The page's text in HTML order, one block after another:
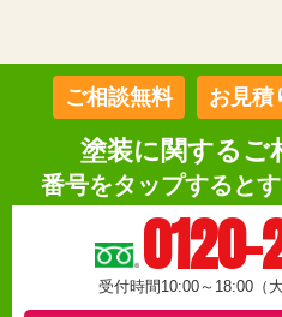
ご相談無料 お見積
塗装に関するご
番号をタップすると
受付時間10:00～18:00（